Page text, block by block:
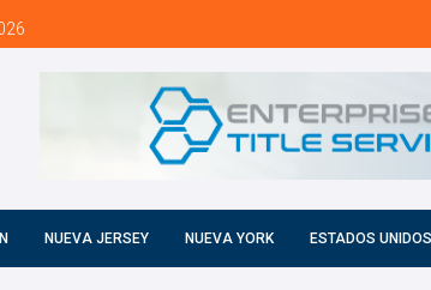
NUEVA JERSEY NUEVA YORK ESTADOS UNIDOS